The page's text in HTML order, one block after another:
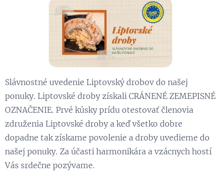
Slávnostné uvedenie Liptovský drobov do našej
ponuky. Liptovské droby získali CRÁNENÉ ZEMEPISNÉ
OZNAČENIE. Prvé kúsky prídu otestovať členovia
združenia Liptovské droby a keď všetko dobre
dopadne tak získame povolenie a droby uvedieme do
našej ponuky. Za účasti harmonikára a vzácnych hostí
Vás srdečne pozývame.